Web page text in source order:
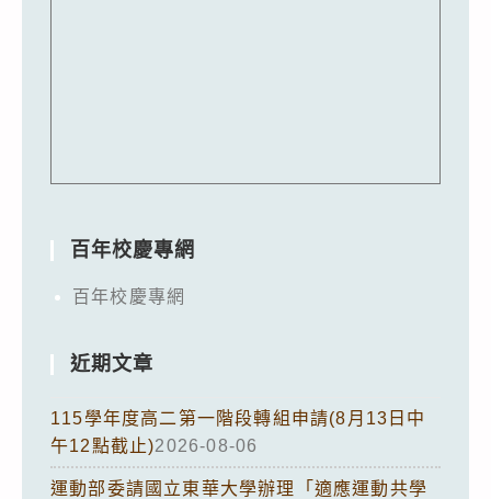
百年校慶專網
百年校慶專網
近期文章
115學年度高二第一階段轉組申請(8月13日中
午12點截止)2026-08-06
運動部委請國立東華大學辦理「適應運動共學